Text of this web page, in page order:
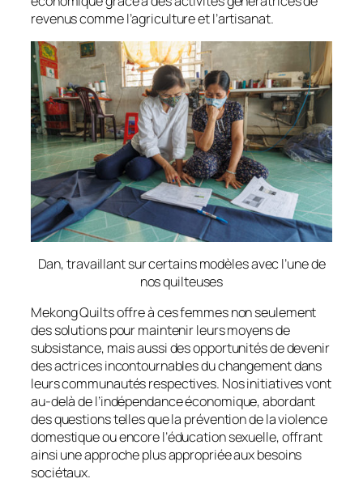
revenus comme l’agriculture et l’artisanat.
Dan, travaillant sur certains modèles avec l’une de
nos quilteuses
Mekong Quilts offre à ces femmes non seulement
des solutions pour maintenir leurs moyens de
subsistance, mais aussi des opportunités de devenir
des actrices incontournables du changement dans
leurs communautés respectives. Nos initiatives vont
au-delà de l’indépendance économique, abordant
des questions telles que la prévention de la violence
domestique ou encore l’éducation sexuelle, offrant
ainsi une approche plus appropriée aux besoins
sociétaux.